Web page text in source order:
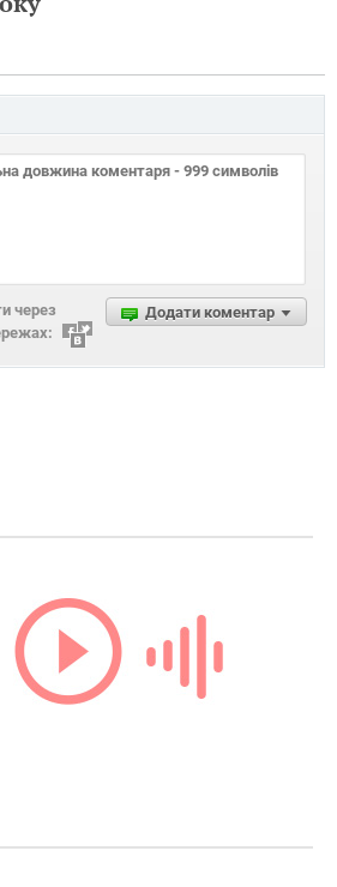
Додати коментар
через